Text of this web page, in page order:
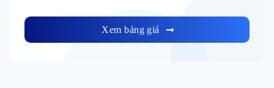
Xem bảng giá